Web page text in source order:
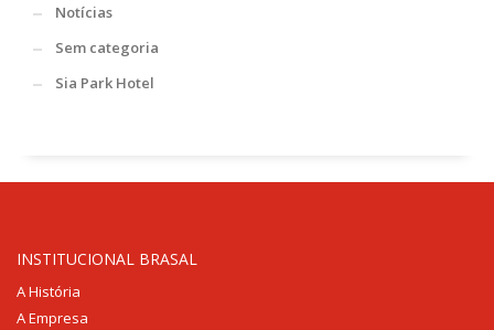
Notícias
Sem categoria
Sia Park Hotel
INSTITUCIONAL BRASAL
A História
A Empresa